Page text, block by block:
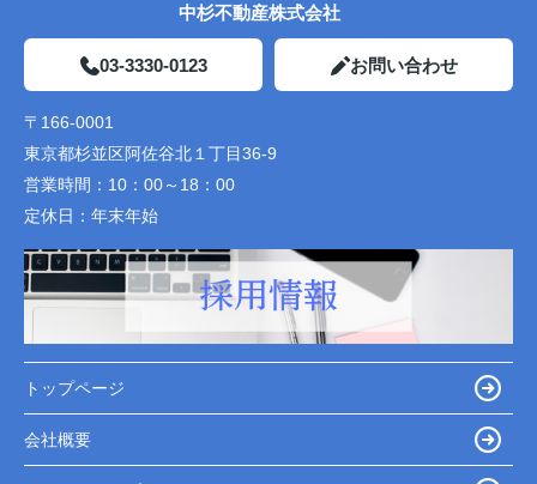
中杉不動産株式会社
03-3330-0123 お問い合わせ
〒166-0001
東京都杉並区阿佐谷北１丁目36-9
営業時間： 10：00～18：00
定休日： 年末年始
トップページ
会社概要